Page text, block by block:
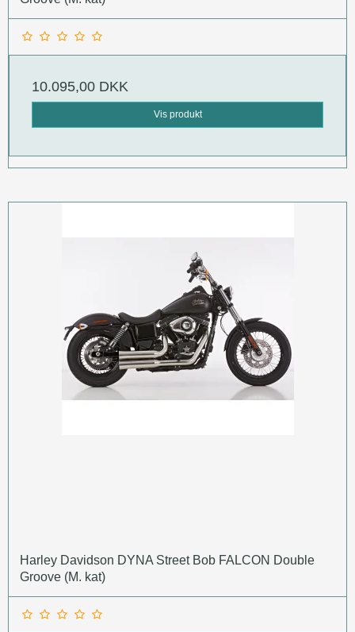
10.095,00 DKK
Vis produkt
Harley Davidson DYNA Street Bob FALCON Double
Groove (M. kat)